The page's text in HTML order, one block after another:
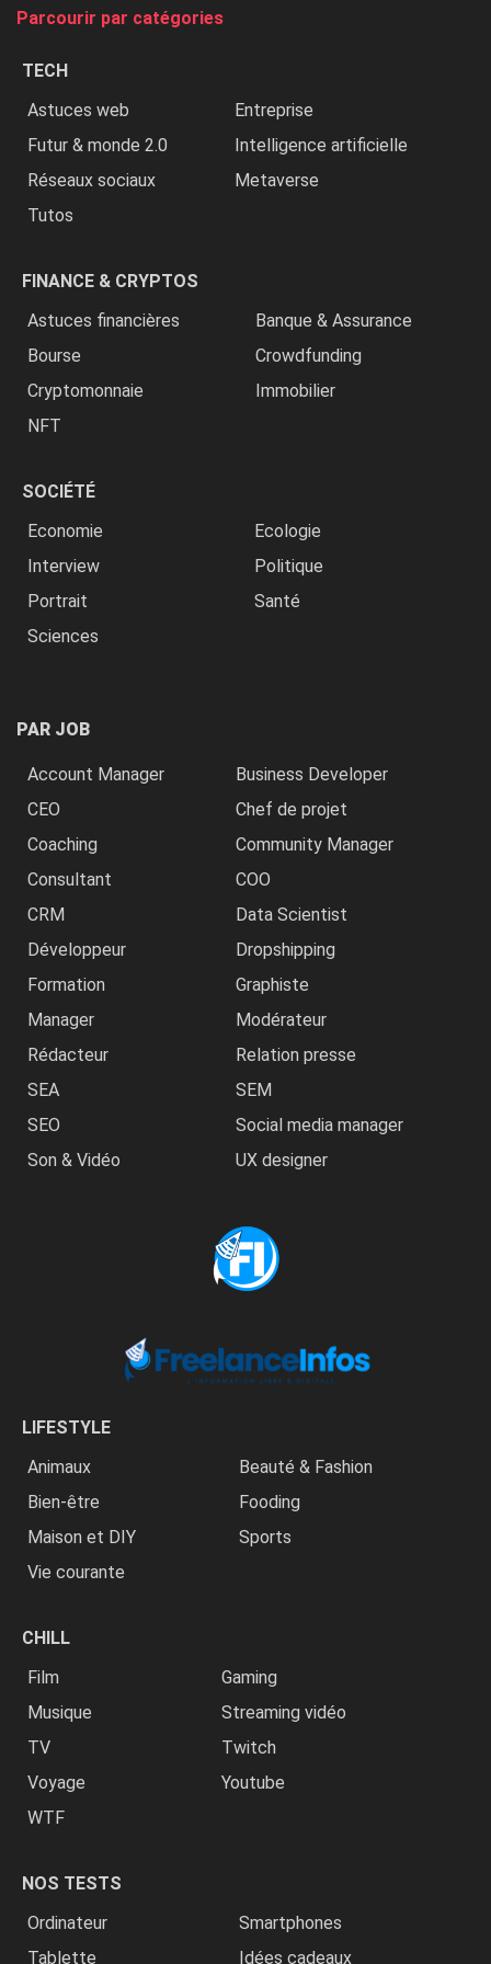
Parcourir par catégories
TECH
Astuces web
Entreprise
Futur & monde 2.0
Intelligence artificielle
Réseaux sociaux
Metaverse
Tutos
FINANCE & CRYPTOS
Astuces financières
Banque & Assurance
Bourse
Crowdfunding
Cryptomonnaie
Immobilier
NFT
SOCIÉTÉ
Economie
Ecologie
Interview
Politique
Portrait
Santé
Sciences
PAR JOB
Account Manager
Business Developer
CEO
Chef de projet
Coaching
Community Manager
Consultant
COO
CRM
Data Scientist
Développeur
Dropshipping
Formation
Graphiste
Manager
Modérateur
Rédacteur
Relation presse
SEA
SEM
SEO
Social media manager
Son & Vidéo
UX designer
LIFESTYLE
Animaux
Beauté & Fashion
Bien-être
Fooding
Maison et DIY
Sports
Vie courante
CHILL
Film
Gaming
Musique
Streaming vidéo
TV
Twitch
Voyage
Youtube
WTF
NOS TESTS
Ordinateur
Smartphones
Tablette
Idées cadeaux